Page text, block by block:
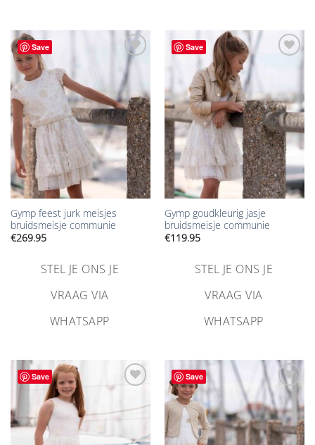
Save
Aan
verlanglijst
toevoegen
Gymp feest jurk meisjes
bruidsmeisje communie
€269.95
STEL JE ONS JE
VRAAG VIA
WHATSAPP
Save
Gymp goudkleurig jasje
bruidsmeisje communie
€119.95
STEL JE ONS JE
VRAAG VIA
WHATSAPP
Save
verlanglijst
toevoegen
Save
Aan
verlanglijst
toevoegen